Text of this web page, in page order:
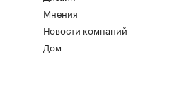
Мнения
Новости компаний
Дом